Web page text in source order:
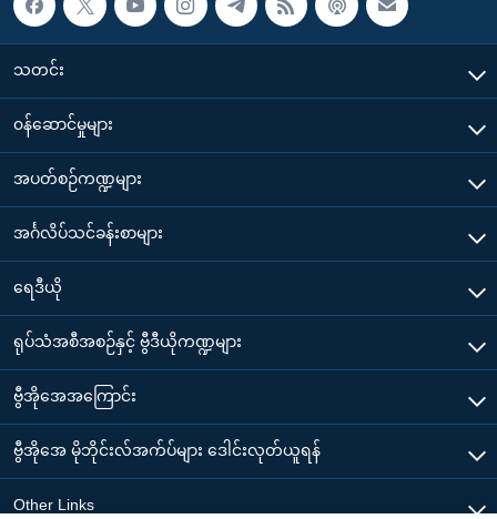
သတင်း
၀န်ဆောင်မှုများ
အပတ်စဉ်ကဏ္ဍများ
အင်္ဂလိပ်သင်ခန်းစာများ
ရေဒီယို
ရုပ်သံအစီအစဉ်နှင့် ဗွီဒီယိုကဏ္ဍများ
ဗွီအိုအေအကြောင်း
ဗွီအိုအေ မိုဘိုင်းလ်အက်ပ်များ ဒေါင်းလုတ်ယူရန်
Other Links